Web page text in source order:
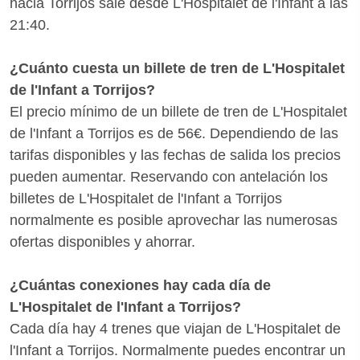
21:40.
¿Cuánto cuesta un billete de tren de L'Hospitalet
de l'Infant a Torrijos?
El precio mínimo de un billete de tren de L'Hospitalet
de l'Infant a Torrijos es de 56€. Dependiendo de las
tarifas disponibles y las fechas de salida los precios
pueden aumentar. Reservando con antelación los
billetes de L'Hospitalet de l'Infant a Torrijos
normalmente es posible aprovechar las numerosas
ofertas disponibles y ahorrar.
¿Cuántas conexiones hay cada día de
L'Hospitalet de l'Infant a Torrijos?
Cada día hay 4 trenes que viajan de L'Hospitalet de
l'Infant a Torrijos. Normalmente puedes encontrar un